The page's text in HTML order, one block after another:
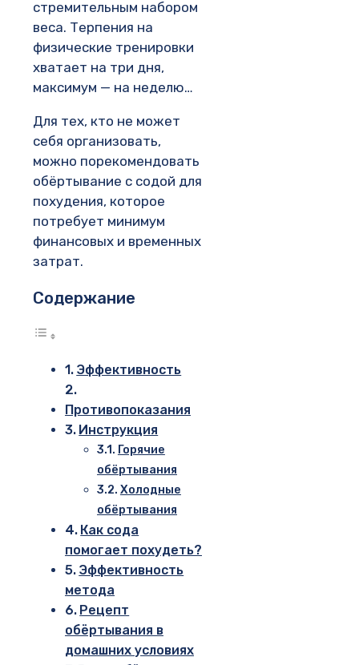
стремительным набором
веса. Терпения на
физические тренировки
хватает на три дня,
максимум — на неделю…
Для тех, кто не может
себя организовать,
можно порекомендовать
обёртывание с содой для
похудения, которое
потребует минимум
финансовых и временных
затрат.
Содержание
Эффективность
Противопоказания
Инструкция
Горячие
обёртывания
Холодные
обёртывания
Как сода
помогает похудеть?
Эффективность
метода
Рецепт
обёртывания в
домашних условиях